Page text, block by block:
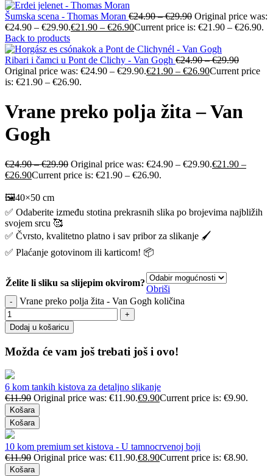
Šumska scena - Thomas Moran €24.90–€29.90 Original price was:
€24.90 – €29.90.€21.90 – €26.90Current price is: €21.90 – €26.90.
Back to products
Ribari i čamci u Pont de Clichy - Van Gogh €24.90–€29.90
Original price was: €24.90 – €29.90.€21.90 – €26.90Current price
is: €21.90 – €26.90.
Vrane preko polja žita – Van
Gogh
€24.90–€29.90 Original price was: €24.90 – €29.90.€21.90 –
€26.90Current price is: €21.90 – €26.90.
🖼️40×50 cm
✅ Odaberite između stotina prekrasnih slika po brojevima najbližih
svojem srcu 🥰
✅ Čvrsto, kvalitetno platno i sav pribor za slikanje 🖌️
✅ Plaćanje gotovinom ili karticom! 📦
Želite li sliku sa slijepim okvirom?
Obriši
Vrane preko polja žita - Van Gogh količina
Dodaj u košaricu
Možda će vam još trebati još i ovo!
6 kom tankih kistova za detaljno slikanje
€11.90 Original price was: €11.90.€9.90Current price is: €9.90.
Košara
Košara
10 kom premium set kistova - U tamnocrvenoj boji
€11.90 Original price was: €11.90.€8.90Current price is: €8.90.
Košara